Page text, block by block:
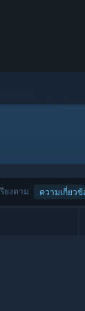
ยงตาม ความเกี่ยวข้